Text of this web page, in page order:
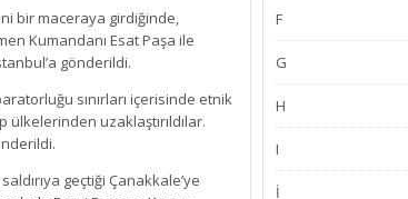
bir maceraya girdiğinde,
Kumandanı Esat Paşa ile
gönderildi.
sınırları içerisinde etnik
uzaklaştırıldılar.
geçtiği Çanakkale’ye
F
G
H
I
İ